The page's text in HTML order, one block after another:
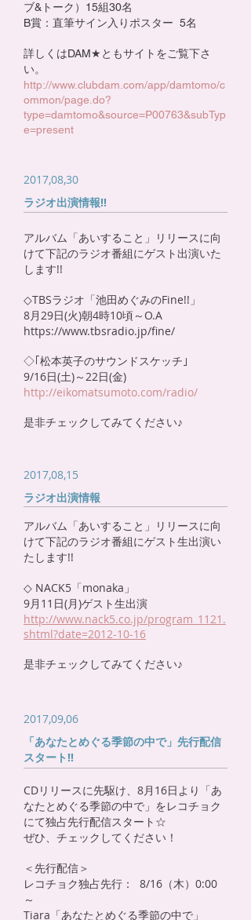
ブ&トーク）15組30名
B賞：直筆サイン入りポスター 5名
詳しくはDAM★ともサイトをご覧下さ
い。
http://www.clubdam.com/app/damtomo/c
ommon/page.do?
type=damtomo&source=P00763&subTyp
e=present
2017,08,30
ラジオ出演情報‼
アルバム「あいすること」リリースに向
けて下記のラジオ番組にゲスト出演いた
します!!
◇TBSラジオ「池田めぐみのFine!!」
8月29日(火)朝4時10頃～O.A
https://www.tbsradio.jp/fine/
◇｢松本英子のサウンドスケッチ｣
9/16日(土)～22日(金)
http://eikomatsumoto.com/radio/
是非チェックしてみてください♪
2017,08,15
ラジオ出演情報
アルバム「あいすること」リリースに向
けて下記のラジオ番組にゲスト生出演い
たします!!
◇ NACK5「monaka」
9月11日(月)ゲスト生出演
http://www.nack5.co.jp/program_1121.
shtml?date=2012-10-16
是非チェックしてみてください♪
2017,09,06
「あなたとめぐる季節の中で」先行配信
スタート!!
CDリリースに先駆け、8月16日より「あ
なたとめぐる季節の中で」をレコチョク
にて独占先行配信スタート☆
ぜひ、チェックしてください！
＜先行配信＞
レコチョク独占先行： 8/16（木）0:00
～
Tiara「あなたとめぐる季節の中で」